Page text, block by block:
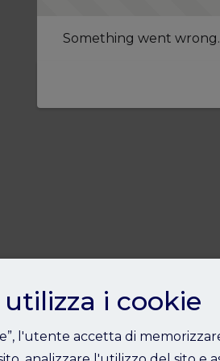
Something went
i cookie
l'utente accetta di